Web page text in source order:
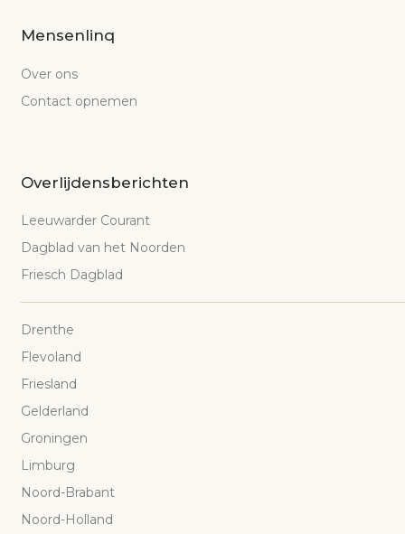
Mensenlinq
Over ons
Contact opnemen
Overlijdensberichten
Leeuwarder Courant
Dagblad van het Noorden
Friesch Dagblad
Drenthe
Flevoland
Friesland
Gelderland
Groningen
Limburg
Noord-Brabant
Noord-Holland